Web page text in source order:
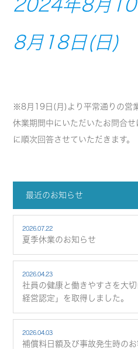
8月18日(日)
※8月19日(月)より平常通りの営業
休業期間中にいただいたお問合
に順次回答させていただきます。
最近のお知らせ
2026.07.22
夏季休業のお知らせ
2026.04.23
社員の健康と働きやすさを大
経営認定」を取得しました。
2026.04.03
補償料日額及び事故発生時の